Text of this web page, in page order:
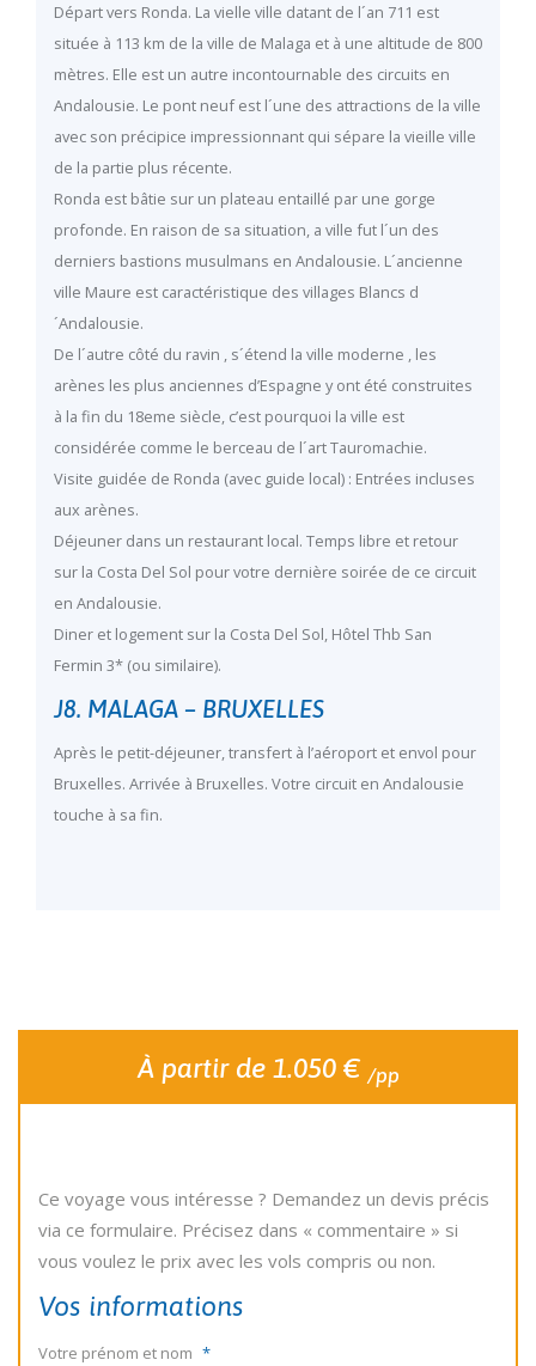
Départ vers Ronda. La vielle ville datant de l´an 711 est
située à 113 km de la ville de Malaga et à une altitude de 800
mètres. Elle est un autre incontournable des circuits en
Andalousie. Le pont neuf est l´une des attractions de la ville
avec son précipice impressionnant qui sépare la vieille ville
de la partie plus récente.
Ronda est bâtie sur un plateau entaillé par une gorge
profonde. En raison de sa situation, a ville fut l´un des
derniers bastions musulmans en Andalousie. L´ancienne
ville Maure est caractéristique des villages Blancs d
´Andalousie.
De l´autre côté du ravin , s´étend la ville moderne , les
arènes les plus anciennes d’Espagne y ont été construites
à la fin du 18eme siècle, c’est pourquoi la ville est
considérée comme le berceau de l´art Tauromachie.
Visite guidée de Ronda (avec guide local) : Entrées incluses
aux arènes.
Déjeuner dans un restaurant local. Temps libre et retour
sur la Costa Del Sol pour votre dernière soirée de ce circuit
en Andalousie.
Diner et logement sur la Costa Del Sol, Hôtel Thb San
Fermin 3* (ou similaire).
J8. MALAGA – BRUXELLES
Après le petit-déjeuner, transfert à l’aéroport et envol pour
Bruxelles. Arrivée à Bruxelles. Votre circuit en Andalousie
touche à sa fin.
À partir de 1.050 € /pp
Ce voyage vous intéresse ? Demandez un devis précis
via ce formulaire. Précisez dans « commentaire » si
vous voulez le prix avec les vols compris ou non.
Vos informations
Votre prénom et nom *